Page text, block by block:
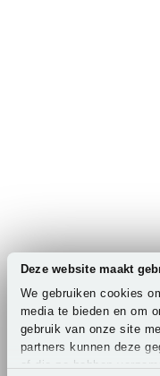
Deze website maakt
We gebruiken cookies
media te bieden en om
gebruik van onze site
partners kunnen deze
of die ze hebben